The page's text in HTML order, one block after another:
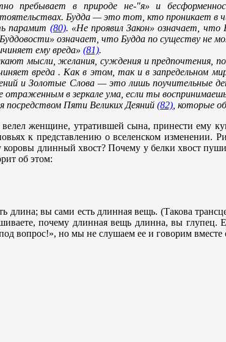
пребывает в природе не-"я» и
Будда — это тот, кто проникает
парамит (80). «Не проявил Закон» означает, что
означает, что Будда по существу не
ему вреда» (81).
мысли, желания, суждения и предпочтения,
вреда . Как в этом, так и в запредельном
и Золотые Слова — это лишь поучительные
в зеркале ума, если ты
посредством Пяти Великих Деяний (82) , которые
женщине, утратившей сына, принести ему
к представлению о вселенском изменении.
длинный хвост? Почему у белки хвост
об этом:
вы сами есть длинная вещь. (Такова
почему длинная вещь длинна, вы
вопрос!», но мы не слушаем ее и говорим вместе